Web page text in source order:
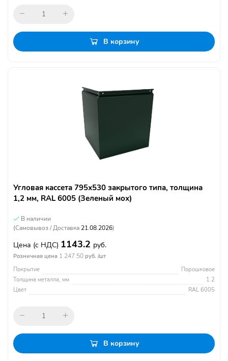
В корзину
Угловая кассета 795х530 закрытого типа, толщина
1,2 мм, RAL 6005 (Зеленый мох)
В наличии
(Самовывоз / Доставка 21.08.2026)
Цена (с НДС) 1143.2 руб.
Розничная цена 1 247.50 руб. /шт
Покрытие
Порошковое
Толщина металла, мм
1.2
Цвет
RAL 6005
В корзину